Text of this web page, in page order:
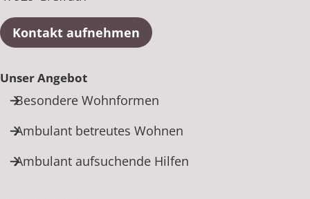
Kontakt aufnehmen
Unser Angebot
Besondere Wohnformen
Ambulant betreutes Wohnen
Ambulant aufsuchende Hilfen